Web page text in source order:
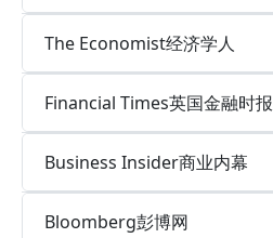
The Economist经济学人
Financial Times英国金融时报
Business Insider商业内幕
Bloomberg彭博网